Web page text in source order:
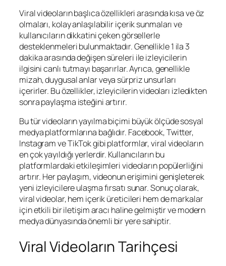
Viral videoların başlıca özellikleri arasında kısa ve öz
olmaları, kolay anlaşılabilir içerik sunmaları ve
kullanıcıların dikkatini çeken görsellerle
desteklenmeleri bulunmaktadır. Genellikle 1 ila 3
dakika arasında değişen süreleri ile izleyicilerin
ilgisini canlı tutmayı başarırlar. Ayrıca, genellikle
mizah, duygusal anlar veya sürpriz unsurları
içerirler. Bu özellikler, izleyicilerin videoları izledikten
sonra paylaşma isteğini artırır.
Bu tür videoların yayılma biçimi büyük ölçüde sosyal
medya platformlarına bağlıdır. Facebook, Twitter,
Instagram ve TikTok gibi platformlar, viral videoların
en çok yayıldığı yerlerdir. Kullanıcıların bu
platformlardaki etkileşimleri videoların popülerliğini
artırır. Her paylaşım, videonun erişimini genişleterek
yeni izleyicilere ulaşma fırsatı sunar. Sonuç olarak,
viral videolar, hem içerik üreticileri hem de markalar
için etkili bir iletişim aracı haline gelmiştir ve modern
medya dünyasında önemli bir yere sahiptir.
Viral Videoların Tarihçesi